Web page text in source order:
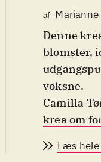
af Marianne
Denne
blomster,
voksne.
Camilla
krea om
man bl.a.
Læs